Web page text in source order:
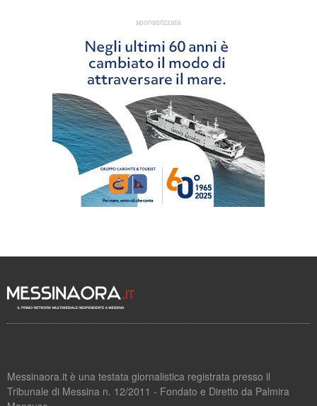
sponsorizzata
Messinaora.it è una testata giornalistica registrata presso il
Tribunale di Messina n. 12/2011 - Fondato e Diretto da Palmira